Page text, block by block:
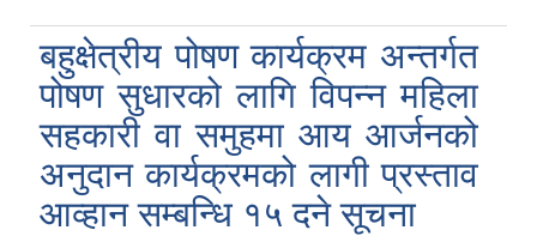
बहुक्षेत्रीय पोषण कार्यक्रम अन्तर्गत
पोषण सुधारको लागि विपन्न महिला
सहकारी वा समुहमा आय आर्जनको
अनुदान कार्यक्रमको लागी प्रस्ताव
आव्हान सम्बन्धि १५ दने सूचना